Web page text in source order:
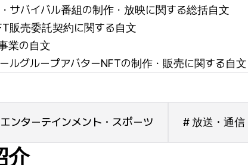
サバイバル番組の制作・放映に関する総括自文
販売委託契約に関する自文
業の自文
ルグループアバターNFTの制作・販売に関する自文
ンターテインメント・スポーツ # 放送・通信
介